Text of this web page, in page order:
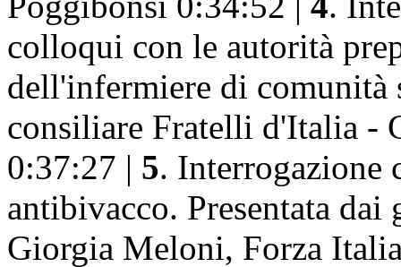
colloqui con le autorità
dell'infermiere di comunità
consiliare Fratelli d'Italia -
0:37:27 | 5. Interrogazione
antibivacco. Presentata
Giorgia Meloni, Forza